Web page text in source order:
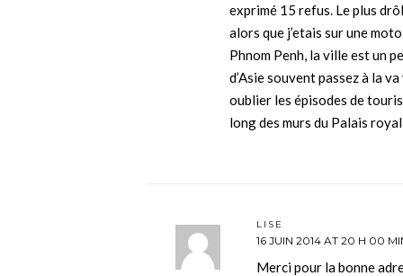
exprimé 15 refus. Le plus
alors que j’etais sur une
Phnom Penh, la ville est un
d’Asie souvent passez à la
oublier les épisodes de
long des murs du Palais
LISE
16 JUIN 2014 AT 20 H 00
Merci pour la bonne